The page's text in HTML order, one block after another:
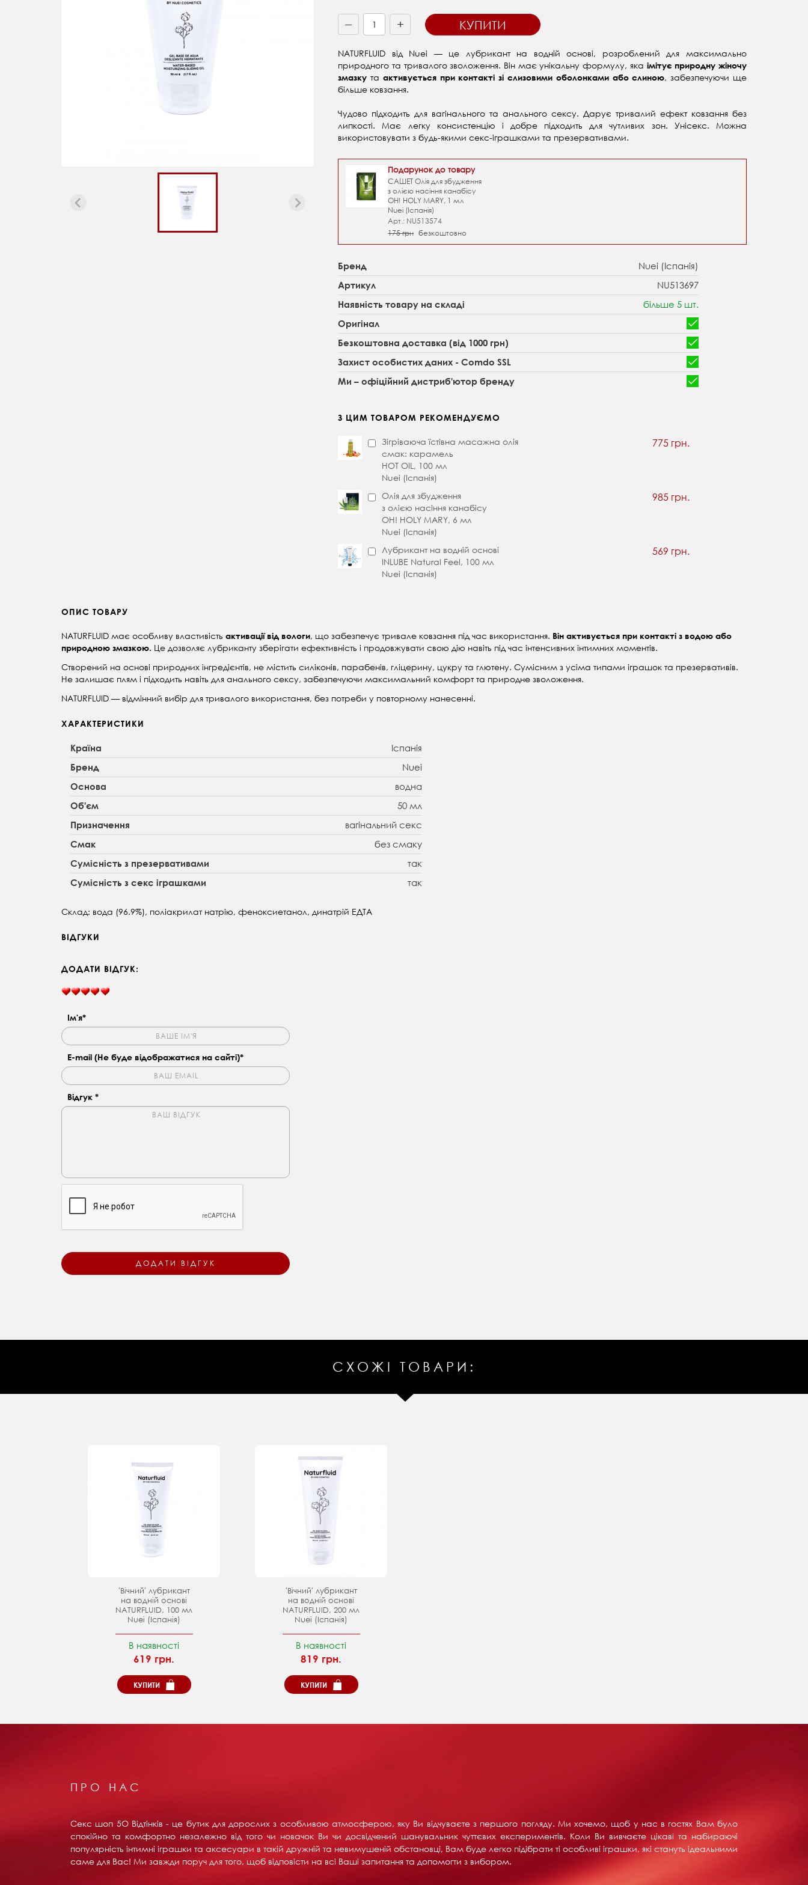
— + КУПИТИ
NATURFLUID від Nuei — це лубрикант на водній основі, розроблений для максимально
природного та тривалого зволоження. Він має унікальну формулу, яка імітує природну жіночу
змазку та активується при контакті зі слизовими оболонками або слиною, забезпечуючи ще
більше ковзання.
Чудово підходить для вагінального та анального сексу. Дарує тривалий ефект ковзання без
липкості. Має легку консистенцію і добре підходить для чутливих зон. Унісекс. Можна
використовувати з будь-якими секс-іграшками та презервативами.
Подарунок до товару
САШЕТ Олія для збудження
з олією насіння канабісу
OH! HOLY MARY, 1 мл
Nuei (Іспанія)
Арт.: NU513574
175 грн безкоштовно
Бренд Nuei (Іспанія)
Артикул NU513697
Наявність товару на складі більше 5 шт.
Оригінал
Безкоштовна доставка (від 1000 грн)
Захист особистих даних - Comdo SSL
Ми – офіційний дистриб'ютор бренду
З ЦИМ ТОВАРОМ РЕКОМЕНДУЄМО
Зігріваюча їстівна масажна олія
смак: карамель
HOT OIL, 100 мл
Nuei (Іспанія)
775 грн.
Олія для збудження
з олією насіння канабісу
OH! HOLY MARY, 6 мл
Nuei (Іспанія)
985 грн.
Лубрикант на водній основі
INLUBE Natural Feel, 100 мл
Nuei (Іспанія)
569 грн.
ОПИС ТОВАРУ
NATURFLUID має особливу властивість активації від вологи, що забезпечує тривале ковзання під час використання. Він активується при контакті з водою або
природною змазкою. Це дозволяє лубриканту зберігати ефективність і продовжувати свою дію навіть під час інтенсивних інтимних моментів.
Створений на основі природних інгредієнтів, не містить силіконів, парабенів, гліцерину, цукру та глютену. Сумісним з усіма типами іграшок та презервативів.
Не залишає плям і підходить навіть для анального сексу, забезпечуючи максимальний комфорт та природне зволоження.
NATURFLUID — відмінний вибір для тривалого використання, без потреби у повторному нанесенні.
ХАРАКТЕРИСТИКИ
Країна Іспанія
Бренд Nuei
Основа водна
Об'єм 50 мл
Призначення вагінальний секс
Смак без смаку
Сумісність з презервативами так
Сумісність з секс іграшками так
Склад: вода (96.9%), поліакрилат натрію, феноксиетанол, динатрій ЕДТА
ВІДГУКИ
ДОДАТИ ВІДГУК:
Ім'я*
E-mail (Не буде відображатися на сайті)*
Відгук *
СХОЖІ ТОВАРИ:
'Вічний' лубрикант
на водній основі
NATURFLUID, 100 мл
Nuei (Іспанія)
В наявності
619 грн.
КУПИТИ
'Вічний' лубрикант
на водній основі
NATURFLUID, 200 мл
Nuei (Іспанія)
В наявності
819 грн.
КУПИТИ
ПРО НАС
Секс шоп 5О Відтінків - це бутик для дорослих з особливою атмосферою, яку Ви відчуваєте з першого погляду. Ми хочемо, щоб у нас в гостях Вам було
спокійно та комфортно незалежно від того чи новачок Ви чи досвідчений шанувальник чуттєвих експериментів. Коли Ви вивчаєте цікаві та набираючі
популярність інтимні іграшки та аксесуари в такій дружній та невимушеній обстановці, Вам буде легко підібрати ті особливі іграшки, які стануть ідеальними
саме для Вас! Ми завжди поруч для того, щоб відповісти на всі Ваші запитання та допомогти з вибором.